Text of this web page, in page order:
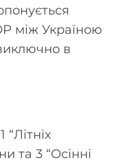
між Україною
в
та 3 “Осінні